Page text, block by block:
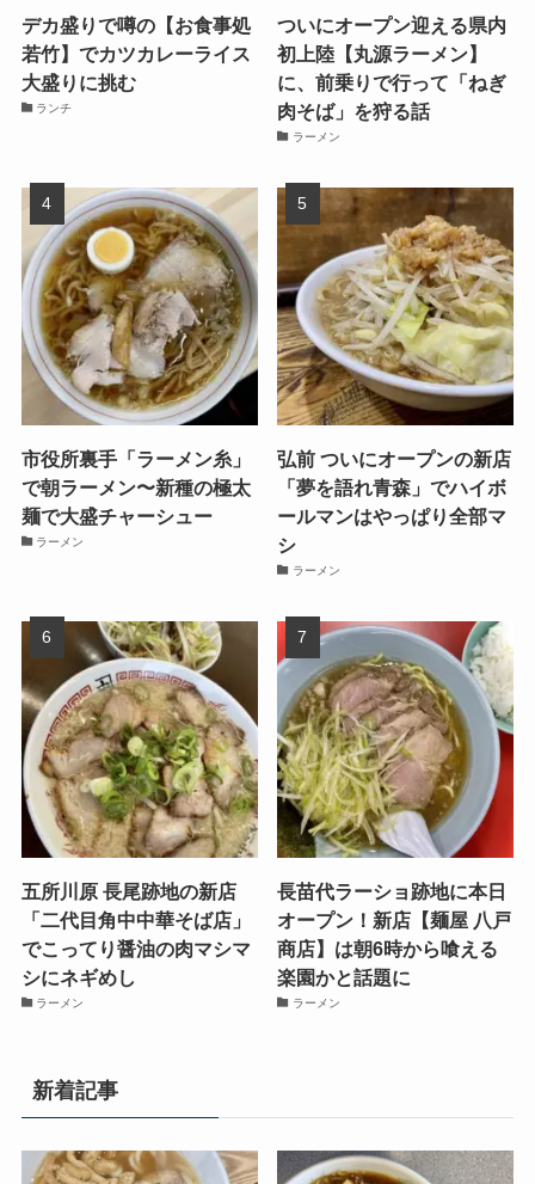
デカ盛りで噂の【お食事処
若竹】でカツカレーライス
大盛りに挑む
ランチ
ついにオープン迎える県内
初上陸【丸源ラーメン】
に、前乗りで行って「ねぎ
肉そば」を狩る話
ラーメン
市役所裏手「ラーメン糸」
で朝ラーメン〜新種の極太
麺で大盛チャーシュー
ラーメン
弘前 ついにオープンの新店
「夢を語れ青森」でハイボ
ールマンはやっぱり全部マ
シ
ラーメン
五所川原 長尾跡地の新店
「二代目角中中華そば店」
でこってり醤油の肉マシマ
シにネギめし
ラーメン
長苗代ラーショ跡地に本日
オープン！新店【麺屋 八戸
商店】は朝6時から喰える
楽園かと話題に
ラーメン
新着記事